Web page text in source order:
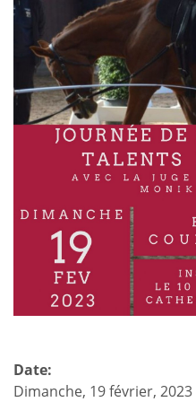
Date:
Dimanche, 19 février, 2023